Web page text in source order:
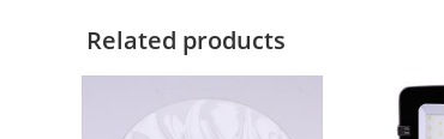
Related products